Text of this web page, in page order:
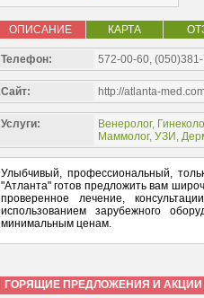
ОПИСАНИЕ КАРТА
Телефон: 572-00-60,
Сайт: http://atlanta-
Услуги: Венеролог,
Маммолог, УЗИ ,
Улыбчивый, профессиональный,
"Атланта" готов предложить вам
проверенное лечение,
использованием зарубежного
минимальным ценам.
ГОРЯЩИЕ ПРЕДЛОЖЕНИЯ И АКЦИИ